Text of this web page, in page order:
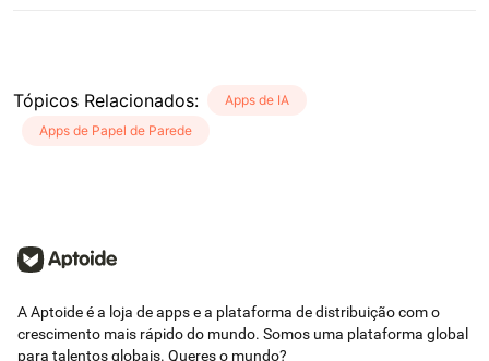
Tópicos Relacionados:
Apps de IA
Apps de Papel de Parede
A Aptoide é a loja de apps e a plataforma de distribuição com o
crescimento mais rápido do mundo. Somos uma plataforma global
para talentos globais. Queres o mundo?